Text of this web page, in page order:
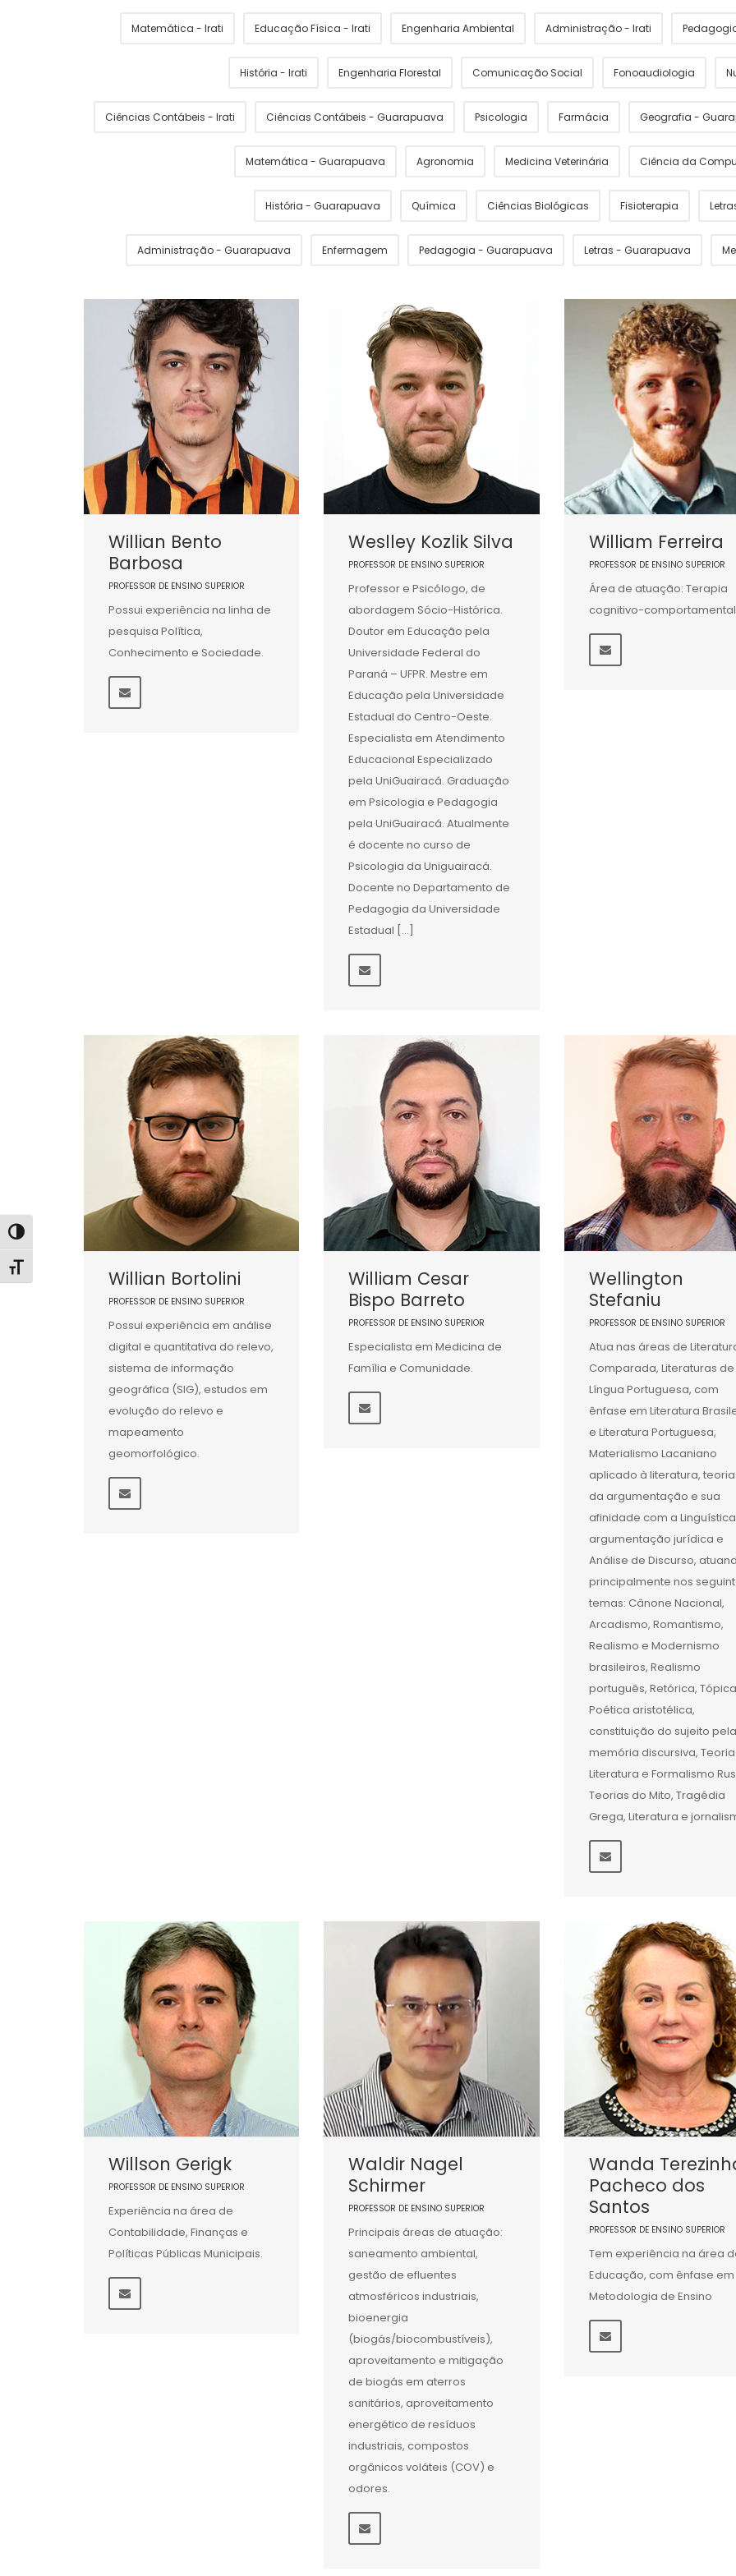
Alternar alto contraste
Alternar tamanho da fonte
Matemática - Irati Educação Física - Irati Engenharia Ambiental Administração - Irati
História - Irati Engenharia Florestal Comunicação Social Fonoaudiologia
Ciências Contábeis - Irati Ciências Contábeis - Guarapuava Psicologia Farmácia Geografia -
Matemática - Guarapuava Agronomia Medicina Veterinária Ciência da
História - Guarapuava Química Ciências Biológicas Fisioterapia
Administração - Guarapuava Enfermagem Pedagogia - Guarapuava Letras - Guarapuava
Willian Bento
Barbosa
PROFESSOR DE ENSINO SUPERIOR
Possui experiência na linha de
pesquisa Política,
Conhecimento e Sociedade.
Weslley Kozlik Silva
PROFESSOR DE ENSINO SUPERIOR
Professor e Psicólogo, de
abordagem Sócio-Histórica.
Doutor em Educação pela
Universidade Federal do
Paraná – UFPR. Mestre em
Educação pela Universidade
Estadual do Centro-Oeste.
Especialista em Atendimento
Educacional Especializado
pela UniGuairacá. Graduação
em Psicologia e Pedagogia
pela UniGuairacá. Atualmente
é docente no curso de
Psicologia da Uniguairacá.
Docente no Departamento de
Pedagogia da Universidade
Estadual […]
William Ferreira
PROFESSOR DE ENSINO SUPERIOR
Área de atuação: Terapia
cognitivo-
Willian Bortolini
PROFESSOR DE ENSINO SUPERIOR
Possui experiência em análise
digital e quantitativa do relevo,
sistema de informação
geográfica (SIG), estudos em
evolução do relevo e
mapeamento
geomorfológico.
William Cesar
Bispo Barreto
PROFESSOR DE ENSINO SUPERIOR
Especialista em Medicina de
Família e Comunidade.
Wellington
Stefaniu
PROFESSOR DE ENSINO SUPERIOR
Atua nas áreas de
Comparada, Literaturas de
Língua Portuguesa, com
ênfase em Literatura
e Literatura Portuguesa,
Materialismo Lacaniano
aplicado à literatura,
da argumentação e sua
afinidade com a
argumentação jurídica e
Análise de Discurso,
principalmente nos
temas: Cânone Nacional,
Arcadismo, Romantismo,
Realismo e Modernismo
brasileiros, Realismo
português, Retórica,
Poética aristotélica,
constituição do sujeito pela
memória discursiva,
Literatura e Formalismo
Teorias do Mito, Tragédia
Grega, Literatura e
Willson Gerigk
PROFESSOR DE ENSINO SUPERIOR
Experiência na área de
Contabilidade, Finanças e
Políticas Públicas Municipais.
Waldir Nagel
Schirmer
PROFESSOR DE ENSINO SUPERIOR
Principais áreas de atuação:
saneamento ambiental,
gestão de efluentes
atmosféricos industriais,
bioenergia
(biogás/biocombustíveis),
aproveitamento e mitigação
de biogás em aterros
sanitários, aproveitamento
energético de resíduos
industriais, compostos
orgânicos voláteis (COV) e
odores.
Wanda
Pacheco dos
Santos
PROFESSOR DE ENSINO SUPERIOR
Tem experiência na área
Educação, com ênfase em
Metodologia de Ensino